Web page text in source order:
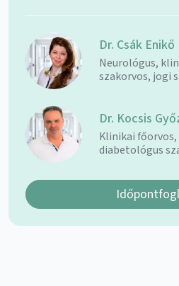
Dr. Csák Enikő
Neurológus,
szakorvos, jogi
Dr. Kocsis
Klinikai
diabetológus